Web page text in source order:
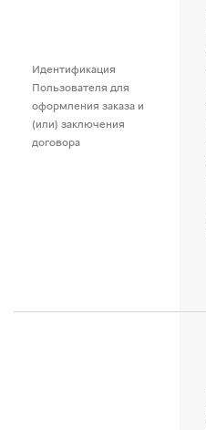
Идентификация
Пользователя для
оформления заказа и
(или) заключения
договора